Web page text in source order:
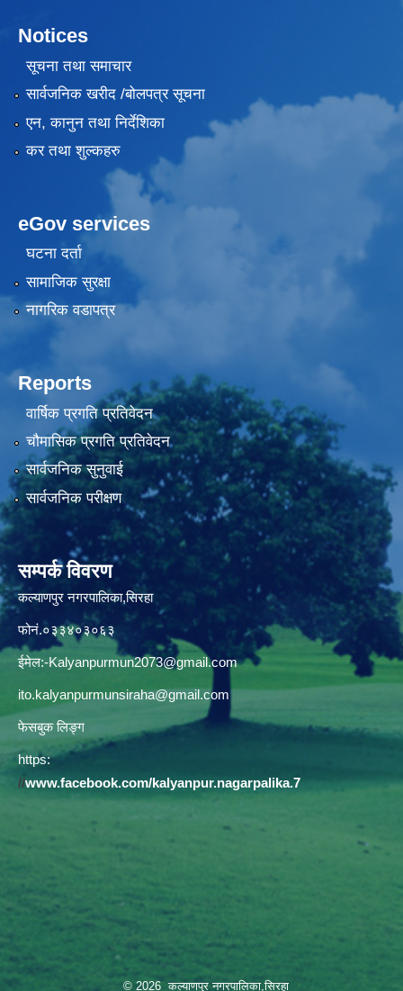
Notices
सूचना तथा समाचार
सार्वजनिक खरीद /बोलपत्र सूचना
एन, कानुन तथा निर्देशिका
कर तथा शुल्कहरु
eGov services
घटना दर्ता
सामाजिक सुरक्षा
नागरिक वडापत्र
Reports
वार्षिक प्रगति प्रतिवेदन
चौमासिक प्रगति प्रतिवेदन
सार्वजनिक सुनुवाई
सार्वजनिक परीक्षण
सम्पर्क विवरण
कल्याणपुर नगरपालिका,सिरहा
फोनं.०३३४०३०६३
ईमेल:-Kalyanpurmun2073@gmail.com
ito.kalyanpurmunsiraha@gmail.com
फेसबुक लिङ्ग
https:
//www.facebook.com/kalyanpur.nagarpalika.7
© 2026 कल्याणपुर नगरपालिका,सिरहा